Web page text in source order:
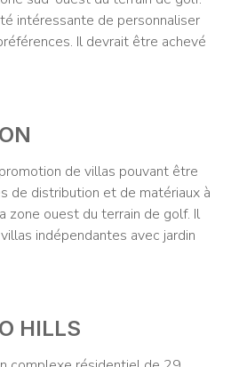
intéressante de personnaliser
Il devrait être achevé
de villas pouvant être
de distribution et de matériaux à
zone ouest du terrain de golf. Il
indépendantes avec jardin
HILLS